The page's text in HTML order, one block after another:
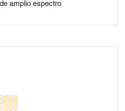
amplio espectro